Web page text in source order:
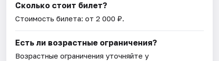
Сколько стоит билет?
Стоимость билета: от 2 000 ₽.
Есть ли возрастные ограничения?
Возрастные ограничения уточняйте у